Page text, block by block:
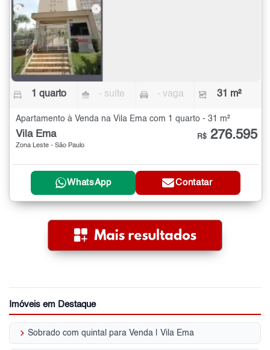
1 quarto - suíte - vaga 31 m²
Apartamento à Venda na Vila Ema com 1 quarto - 31 m²
Vila Ema
Zona Leste - São Paulo
R$ 276.595
WhatsApp Contatar
Imóveis em Destaque
keyboard_arrow_right Sobrado com quintal para Venda | Vila Ema